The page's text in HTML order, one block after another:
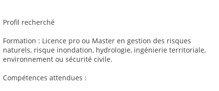
Profil recherché
Formation : Licence pro ou Master en gestion des risques
naturels, risque inondation, hydrologie, ingénierie territoriale,
environnement ou sécurité civile.
Compétences attendues :